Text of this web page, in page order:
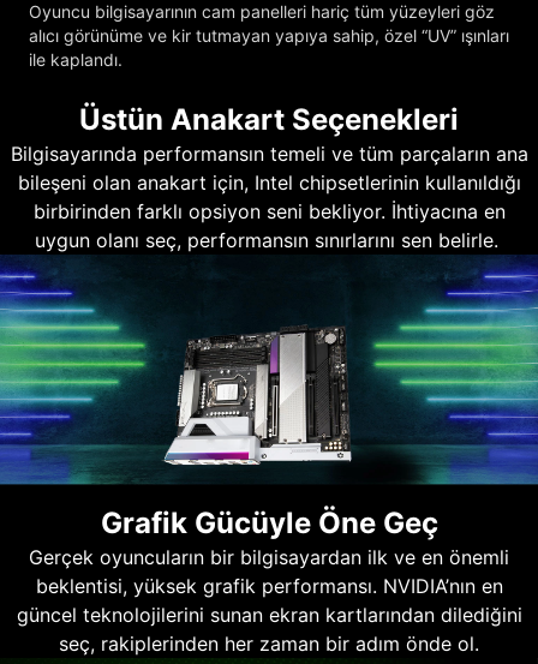
Oyuncu bilgisayarının cam panelleri hariç tüm yüzeyleri göz
alıcı görünüme ve kir tutmayan yapıya sahip, özel “UV” ışınları
ile kaplandı.
Üstün Anakart Seçenekleri
Bilgisayarında performansın temeli ve tüm parçaların ana
bileşeni olan anakart için, Intel chipsetlerinin kullanıldığı
birbirinden farklı opsiyon seni bekliyor. İhtiyacına en
uygun olanı seç, performansın sınırlarını sen belirle.
Grafik Gücüyle Öne Geç
Gerçek oyuncuların bir bilgisayardan ilk ve en önemli
beklentisi, yüksek grafik performansı. NVIDIA’nın en
güncel teknolojilerini sunan ekran kartlarından dilediğini
seç, rakiplerinden her zaman bir adım önde ol.